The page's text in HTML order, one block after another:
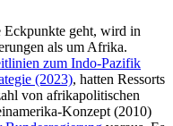
Eckpunkte geht, wird in
als um Afrika.
zum Indo-Pazifik
(2023), hatten Ressorts
von afrikapolitischen
Konzept (2010)